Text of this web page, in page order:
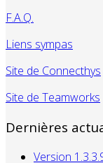
F.A.Q.
Liens sympas
Site de Connecthys
Site de Teamworks
Dernières
Version